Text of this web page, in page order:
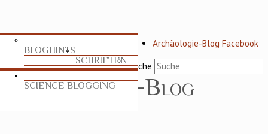
Archäologie-Blog Facebook
Suche
BLOGHINTS
SCHRIFTEN
SCIENCE BLOGGING